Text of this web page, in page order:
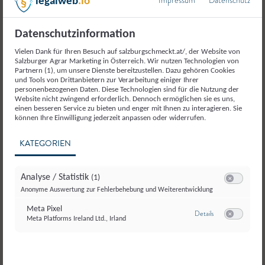
© Familie Reiter
Grünmarkt Hallein,Hallein
Weitere Betriebe aus dem
Bezirk Flachgau
Datenschutzinformation
Vielen Dank für Ihren Besuch auf salzburgschmeckt.at/, der Website von
Salzburger Agrar Marketing in Österreich. Wir nutzen Technologien von
Partnern (1), um unsere Dienste bereitzustellen. Dazu gehören Cookies
und Tools von Drittanbietern zur Verarbeitung einiger Ihrer
personenbezogenen Daten. Diese Technologien sind für die Nutzung der
Website nicht zwingend erforderlich. Dennoch ermöglichen sie es uns,
einen besseren Service zu bieten und enger mit Ihnen zu interagieren. Sie
können Ihre Einwilligung jederzeit anpassen oder widerrufen.
KATEGORIEN
Analyse / Statistik (1)
Anonyme Auswertung zur Fehlerbehebung und Weiterentwicklung
Meta Pixel
Meta Platforms Ireland Ltd., Irland
Detailszu Meta Pixel